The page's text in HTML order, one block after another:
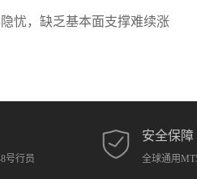
忧，缺乏基本面支撑难续涨
号行员
安全保障
全球通用